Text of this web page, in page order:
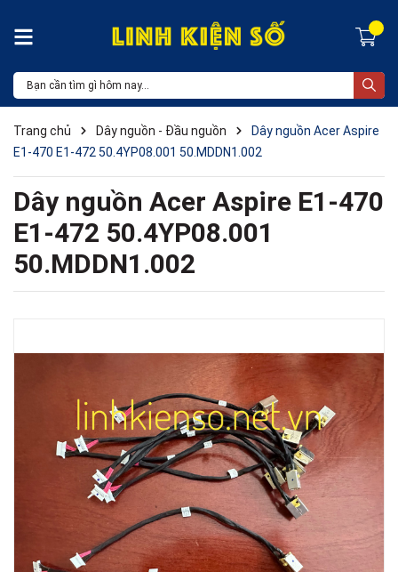
Trang chủ Dây nguồn - Đầu nguồn
Dây nguồn Acer Aspire
E1-470 E1-472 50.4YP08.001 50.MDDN1.002
Dây nguồn Acer Aspire E1-470
E1-472 50.4YP08.001
50.MDDN1.002